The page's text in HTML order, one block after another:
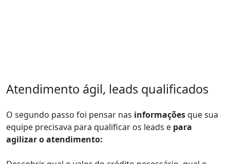
Atendimento ágil, leads qualificados
O segundo passo foi pensar nas informaçõesque sua
equipe precisava para qualificar os leads e para
agilizar o atendimento: